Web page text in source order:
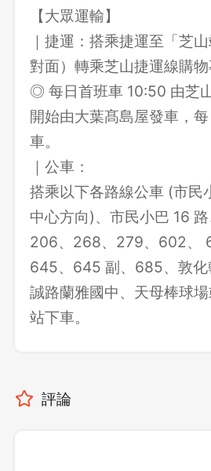
【大眾運輸】
｜捷運：搭乘捷運至「芝
對面）轉乘芝山捷運線購物
◎ 每日首班車 10:50 由芝
開始由大葉髙島屋發車，
車。
｜公車：
搭乘以下各路線公車 (市民
中心方向)、市民小巴 16 路
206、268、279、602、
645、645 副、685、敦化
誠路蘭雅國中、天母棒球
站下車。
評論